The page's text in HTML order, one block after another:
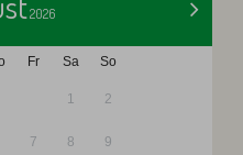
>
2026
Fr Sa So
1 2
7 8 9